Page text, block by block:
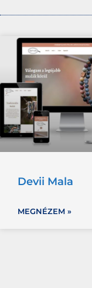
Devii Mala
MEGNÉZEM »